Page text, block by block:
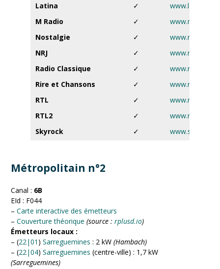
Latina
✓
www.latina.fr
M Radio
✓
www.mradio.fr
Nostalgie
✓
NRJ
✓
www.nrj.fr
Radio Classique
✓
Rire et Chansons
✓
RTL
✓
www.rtl.fr
RTL2
✓
www.rtl2.fr
Skyrock
✓
Métropolitain n°2
Canal : 6B
EId : F044
–Carte interactive des émetteurs
–Couverture théorique (source :rplusd.io)
Émetteurs locaux :
– (22|01 )Sarreguemines : 2 kW(Hambach)
– (22|04)Sarreguemines (centre-ville) : 1,7 kW
(Sarreguemines)